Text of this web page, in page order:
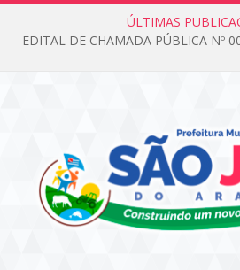
ÚLTIMAS